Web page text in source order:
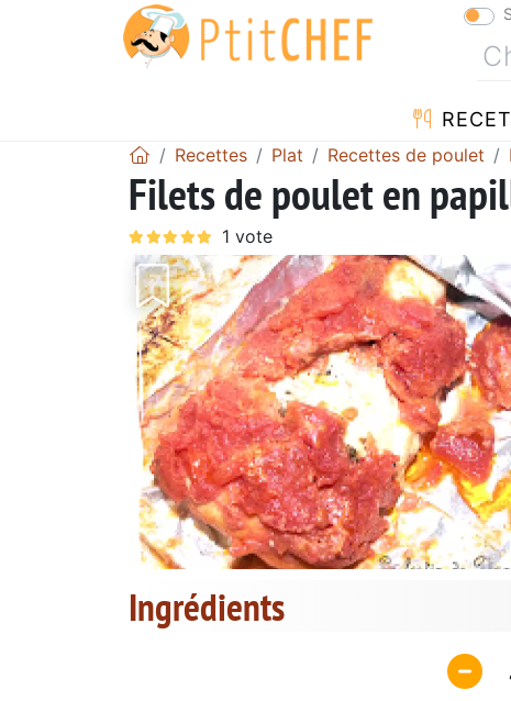
Recettes Plat Recettes de poulet
Filets de poulet en
Ingrédients